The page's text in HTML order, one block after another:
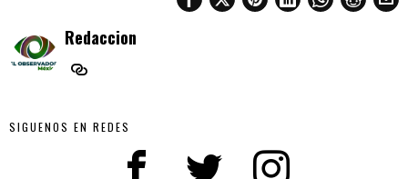
Redaccion
SIGUENOS EN REDES